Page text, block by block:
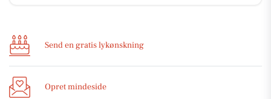
Send en gratis lykønskning
Opret mindeside